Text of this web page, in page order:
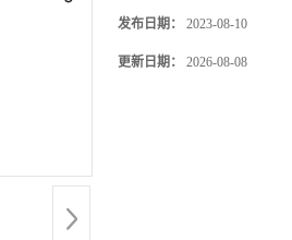
发布日期： 2023-08-10
更新日期： 2026-08-08